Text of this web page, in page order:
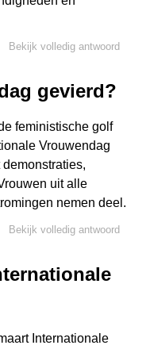
Bekijk volledig antwoord
gevierd?
feministische golf
Vrouwendag
uit alle
nemen deel.
Bekijk volledig antwoord
Internationale